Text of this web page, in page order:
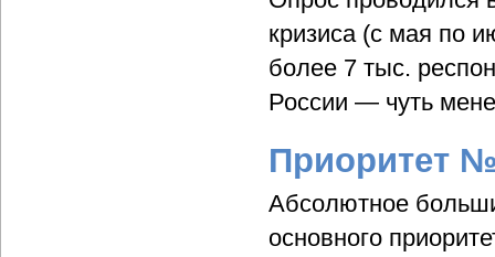
кризиса (с мая по
более 7 тыс.
России — чуть
Приоритет
Абсолютное
основного